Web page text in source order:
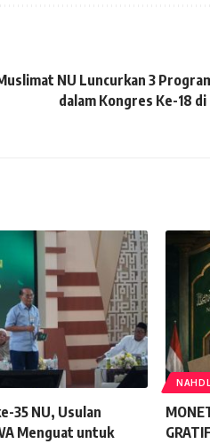
NU Luncurkan 3
dalam Kongres Ke-18 di
35 NU, Usulan
Menguat untuk